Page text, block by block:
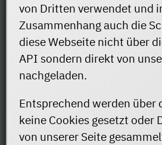
von Dritten verwendet und
Zusammenhang auch die
diese Webseite nicht über
API sondern direkt von
nachgeladen.
Entsprechend werden über
keine Cookies gesetzt oder
von unserer Seite